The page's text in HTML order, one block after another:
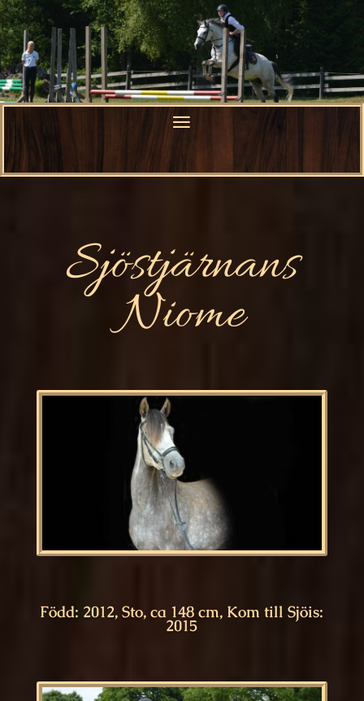
Sjöstjärnans
Niome
Född: 2012, Sto, ca 148 cm, Kom till Sjöis:
2015